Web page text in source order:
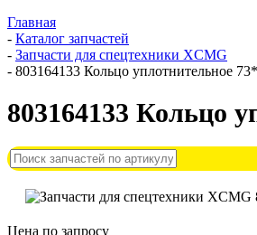
Главная
- Каталог запчастей
- Запчасти для спецтехники XCMG
- 803164133 Кольцо уплотнительное
803164133 Кольцо
Цена по запросу